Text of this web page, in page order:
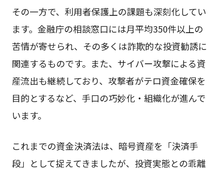
その一方で、利用者保護上の課題も深刻化してい
ます。金融庁の相談窓口には月平均350件以上の
苦情が寄せられ、その多くは詐欺的な投資勧誘に
関連するものです。また、サイバー攻撃による資
産流出も継続しており、攻撃者がテロ資金確保を
目的とするなど、手口の巧妙化・組織化が進んで
います。
これまでの資金決済法は、暗号資産を「決済手
段」として捉えてきましたが、投資実態との乖離